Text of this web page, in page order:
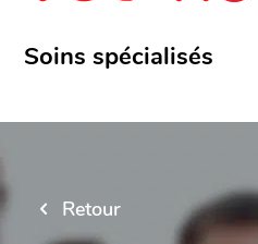
Soins spécialisés
Retour